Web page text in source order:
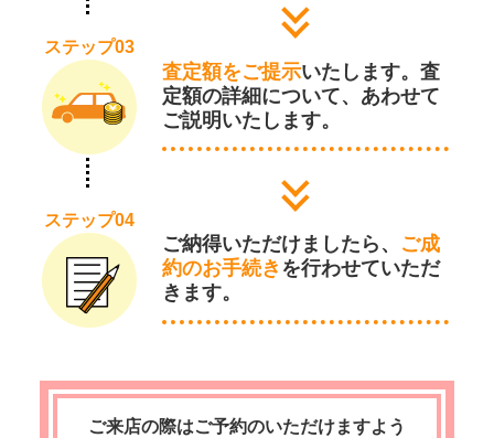
ステップ03
査定額をご提示いたします。査
定額の詳細について、あわせて
ご説明いたします。
ステップ04
ご納得いただけましたら、 ご成
約のお手続き を行わせていただ
きます。
ご来店の際はご予約のいただけますよう